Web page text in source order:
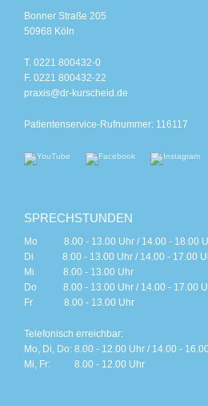
Bonner Straße 205
50968 Köln
T. 0221 800432-0
F. 0221 800432-22
praxis@dr-kurscheid.de
Patientenservice-Rufnummer: 116117
SPRECHSTUNDEN
Mo 8.00 - 13.00 Uhr / 14.00 - 18.00
Di 8.00 - 13.00 Uhr / 14.00 - 17.00
Mi 8.00 - 13.00 Uhr
Do 8.00 - 13.00 Uhr / 14.00 - 17.00
Fr 8.00 - 13.00 Uhr
Telefonisch erreichbar:
Mo, Di, Do: 8.00 - 12.00 Uhr / 14.00 -
Mi, Fr: 8.00 - 12.00 Uhr